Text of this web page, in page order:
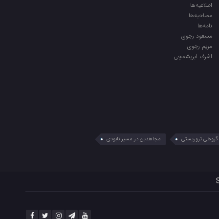
اطلاعیه‌ها
مصاحبه‌ها
نامه‌ها
مسعود رجوی
مریم رجوی
اشرف ابریشمچی
تروریستی
مجاهدین در مسیر نابودی